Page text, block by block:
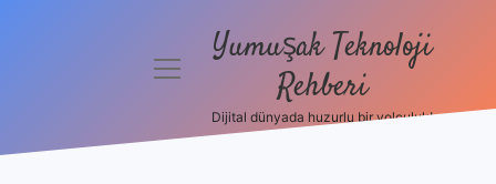
menüyüYumuşak Teknoloji
Rehberi
Dijital dünyada huzurlu bir yolculuk!